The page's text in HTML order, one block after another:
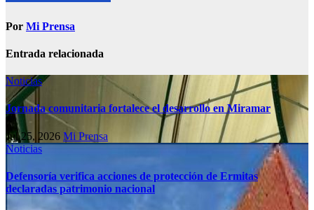
Por Mi Prensa
Entrada relacionada
Noticias
Jornada comunitaria fortalece el desarrollo en Miramar
Jul 25, 2026 Mi Prensa
Noticias
Defensoría verifica acciones de protección de Ermitas
declaradas patrimonio nacional